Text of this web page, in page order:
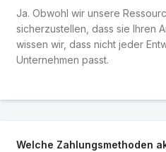
Ja. Obwohl wir unsere
sicherzustellen, dass sie Ihren
wissen wir, dass nicht jeder
Unternehmen passt.
Welche Zahlungsmethoden